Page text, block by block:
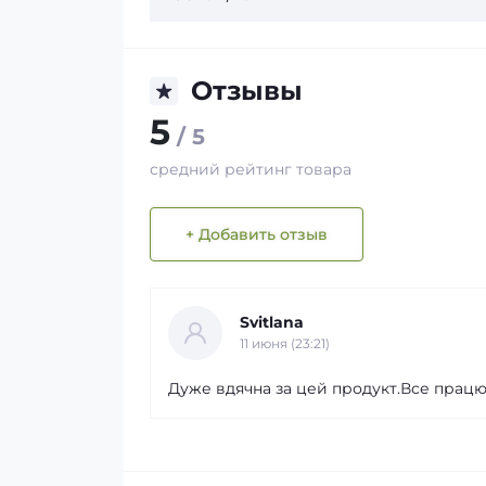
Отзывы
5 / 5
средний рейтинг товара
+ Добавить отзыв
Svitlana
11 июня (23:21)
Дуже вдячна за цей продукт.Все